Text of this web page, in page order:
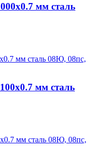
мм сталь
мм сталь